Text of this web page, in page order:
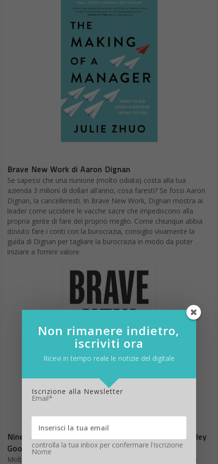
Brave New Work di Aaron Dignan
Se sapessi che una riunione (molto odiata) costa alla tua
azienda 3 milioni di dollari all’anno, cosa faresti? Se fossi Aaron
Dignan, la cancelleresti. In Brave New Work, Dignan mostra ai
leader come uccidere le vacche sacre che impediscono alla
propria gente di fare del proprio meglio. Come chiunque abbia
dovuto fare i conti con la burocrazia, consiglio vivamente la
guida di Dignan per tagliare la burocrazia in modo da poter
iniziare a fornire valore.
Nine Lies About Work di Marcus Buckingham e Ashley
Goodall
Molte delle cosiddette chiavi del successo professionale che
Non rimanere indietro,
iscriviti ora
Ricevi in tempo reale le notizie del digitale
Iscrizione alla Newsletter
Email*
controlla la tua inbox per confermare l'iscrizione
Nome